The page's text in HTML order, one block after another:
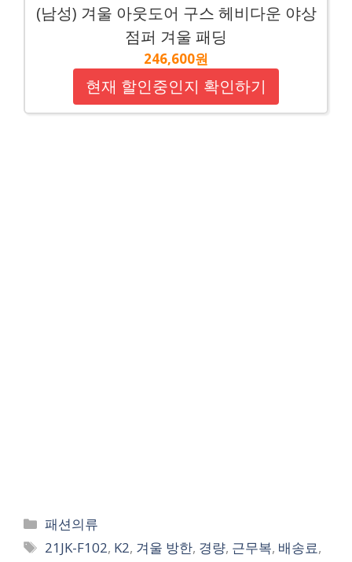
(남성) 겨울 아웃도어 구스 헤비다운 야상
점퍼 겨울 패딩
246,600원
현재 할인중인지 확인하기
Categories
패션의류
Tags
21JK-F102, K2, 겨울 방한, 경량, 근무복, 배송료,